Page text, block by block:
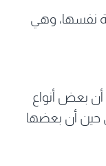
نفسها، وهي
أن بعض أنواع
حين أن بعضها